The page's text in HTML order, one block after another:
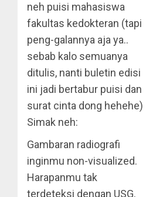
neh puisi mahasiswa
fakultas kedokteran (tapi
peng-galannya aja ya..
sebab kalo semuanya
ditulis, nanti buletin edisi
ini jadi bertabur puisi dan
surat cinta dong hehehe)
Simak neh:
Gambaran radiografi
inginmu non-visualized.
Harapanmu tak
terdeteksi dengan USG.